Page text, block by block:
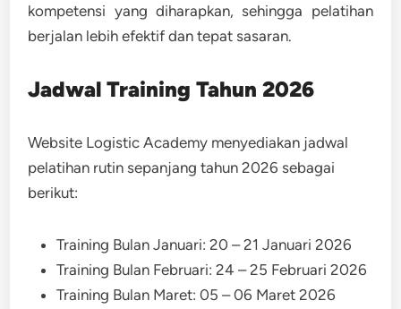
kompetensi yang diharapkan, sehingga pelatihan
berjalan lebih efektif dan tepat sasaran.
Jadwal Training Tahun 2026
Website Logistic Academy menyediakan jadwal
pelatihan rutin sepanjang tahun 2026 sebagai
berikut:
Training Bulan Januari: 20 – 21 Januari 2026
Training Bulan Februari: 24 – 25 Februari 2026
Training Bulan Maret: 05 – 06 Maret 2026